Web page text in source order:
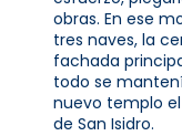
obras. En ese
tres naves, la
fachada
todo se
nuevo templo el
de San Isidro.